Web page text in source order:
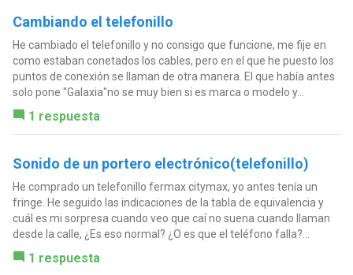
Cambiando el telefonillo
He cambiado el telefonillo y no consigo que funcione, me fije en
como estaban conetados los cables, pero en el que he puesto los
puntos de conexión se llaman de otra manera. El que había antes
solo pone "Galaxia"no se muy bien si es marca o modelo y...
1 respuesta
Sonido de un portero electrónico(telefonillo)
He comprado un telefonillo fermax citymax, yo antes tenía un
fringe. He seguido las indicaciones de la tabla de equivalencia y
cuál es mi sorpresa cuando veo que caí no suena cuando llaman
desde la calle, ¿Es eso normal? ¿O es que el teléfono falla?...
1 respuesta